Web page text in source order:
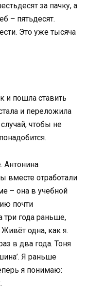
за пачку, а
– пятьдесят.
Это уже тысяча
и пошла ставить
и переложила
чтобы не
Антонина
вместе отработали
– она в учебной
почти
года раньше,
одна, как я.
в два года. Тоня
Я раньше
я понимаю: